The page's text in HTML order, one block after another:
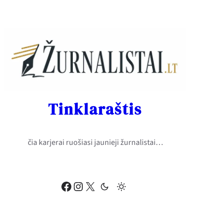
Facebook Instagram X
Tinklaraštis
čia karjerai ruošiasi jaunieji žurnalistai…